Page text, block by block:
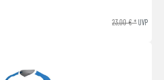
23,00 € *UVP